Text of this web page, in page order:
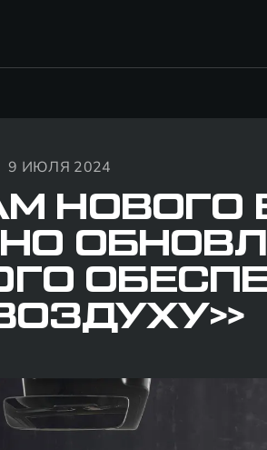
9 ИЮЛЯ 2024
НОВОГО